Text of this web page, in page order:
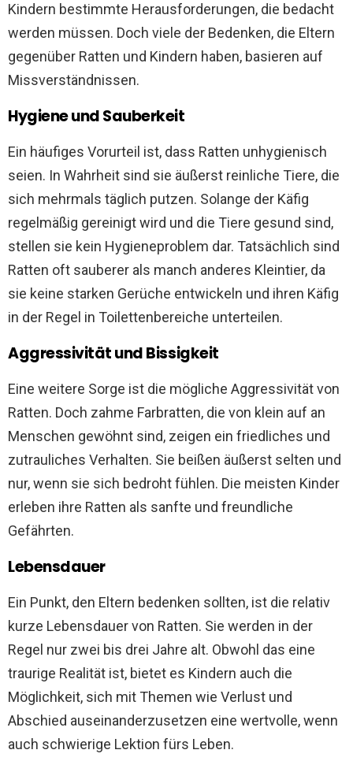
Kindern bestimmte Herausforderungen, die bedacht
werden müssen. Doch viele der Bedenken, die Eltern
gegenüber Ratten und Kindern haben, basieren auf
Missverständnissen.
Hygiene und Sauberkeit
Ein häufiges Vorurteil ist, dass Ratten unhygienisch
seien. In Wahrheit sind sie äußerst reinliche Tiere, die
sich mehrmals täglich putzen. Solange der Käfig
regelmäßig gereinigt wird und die Tiere gesund sind,
stellen sie kein Hygieneproblem dar. Tatsächlich sind
Ratten oft sauberer als manch anderes Kleintier, da
sie keine starken Gerüche entwickeln und ihren Käfig
in der Regel in Toilettenbereiche unterteilen.
Aggressivität und Bissigkeit
Eine weitere Sorge ist die mögliche Aggressivität von
Ratten. Doch zahme Farbratten, die von klein auf an
Menschen gewöhnt sind, zeigen ein friedliches und
zutrauliches Verhalten. Sie beißen äußerst selten und
nur, wenn sie sich bedroht fühlen. Die meisten Kinder
erleben ihre Ratten als sanfte und freundliche
Gefährten.
Lebensdauer
Ein Punkt, den Eltern bedenken sollten, ist die relativ
kurze Lebensdauer von Ratten. Sie werden in der
Regel nur zwei bis drei Jahre alt. Obwohl das eine
traurige Realität ist, bietet es Kindern auch die
Möglichkeit, sich mit Themen wie Verlust und
Abschied auseinanderzusetzen eine wertvolle, wenn
auch schwierige Lektion fürs Leben.